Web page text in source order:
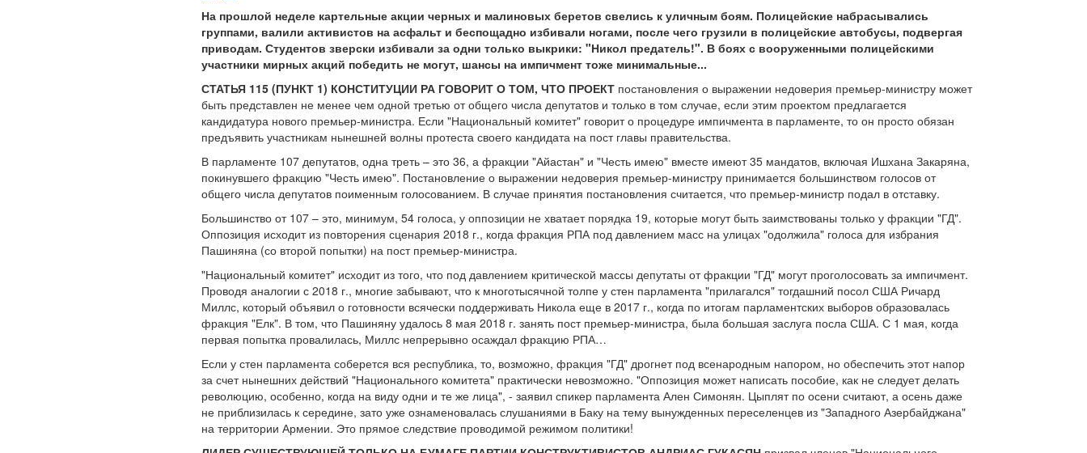
На прошлой неделе картельные акции черных и малиновых беретов свелись к уличным боям. Полицейские набрасывались
группами, валили активистов на асфальт и беспощадно избивали ногами, после чего грузили в полицейские автобусы, подвергая
приводам. Студентов зверски избивали за одни только выкрики: "Никол предатель!". В боях с вооруженными полицейскими
участники мирных акций победить не могут, шансы на импичмент тоже минимальные...
СТАТЬЯ 115 (ПУНКТ 1) КОНСТИТУЦИИ РА ГОВОРИТ О ТОМ, ЧТО ПРОЕКТ постановления о выражении недоверия премьер-министру может
быть представлен не менее чем одной третью от общего числа депутатов и только в том случае, если этим проектом предлагается
кандидатура нового премьер-министра. Если "Национальный комитет" говорит о процедуре импичмента в парламенте, то он просто обязан
предъявить участникам нынешней волны протеста своего кандидата на пост главы правительства.
В парламенте 107 депутатов, одна треть – это 36, а фракции "Айастан" и "Честь имею" вместе имеют 35 мандатов, включая Ишхана Закаряна,
покинувшего фракцию "Честь имею". Постановление о выражении недоверия премьер-министру принимается большинством голосов от
общего числа депутатов поименным голосованием. В случае принятия постановления считается, что премьер-министр подал в отставку.
Большинство от 107 – это, минимум, 54 голоса, у оппозиции не хватает порядка 19, которые могут быть заимствованы только у фракции "ГД".
Оппозиция исходит из повторения сценария 2018 г., когда фракция РПА под давлением масс на улицах "одолжила" голоса для избрания
Пашиняна (со второй попытки) на пост премьер-министра.
"Национальный комитет" исходит из того, что под давлением критической массы депутаты от фракции "ГД" могут проголосовать за импичмент.
Проводя аналогии с 2018 г., многие забывают, что к многотысячной толпе у стен парламента "прилагался" тогдашний посол США Ричард
Миллс, который объявил о готовности всячески поддерживать Никола еще в 2017 г., когда по итогам парламентских выборов образовалась
фракция "Елк". В том, что Пашиняну удалось 8 мая 2018 г. занять пост премьер-министра, была большая заслуга посла США. С 1 мая, когда
первая попытка провалилась, Миллс непрерывно осаждал фракцию РПА…
Если у стен парламента соберется вся республика, то, возможно, фракция "ГД" дрогнет под всенародным напором, но обеспечить этот напор
за счет нынешних действий "Национального комитета" практически невозможно. "Оппозиция может написать пособие, как не следует делать
революцию, особенно, когда на виду одни и те же лица", - заявил спикер парламента Ален Симонян. Цыплят по осени считают, а осень даже
не приблизилась к середине, зато уже ознаменовалась слушаниями в Баку на тему вынужденных переселенцев из "Западного Азербайджана"
на территории Армении. Это прямое следствие проводимой режимом политики!